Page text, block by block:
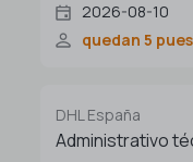
2026-08-10
quedan 5
DHL España
Administrativo